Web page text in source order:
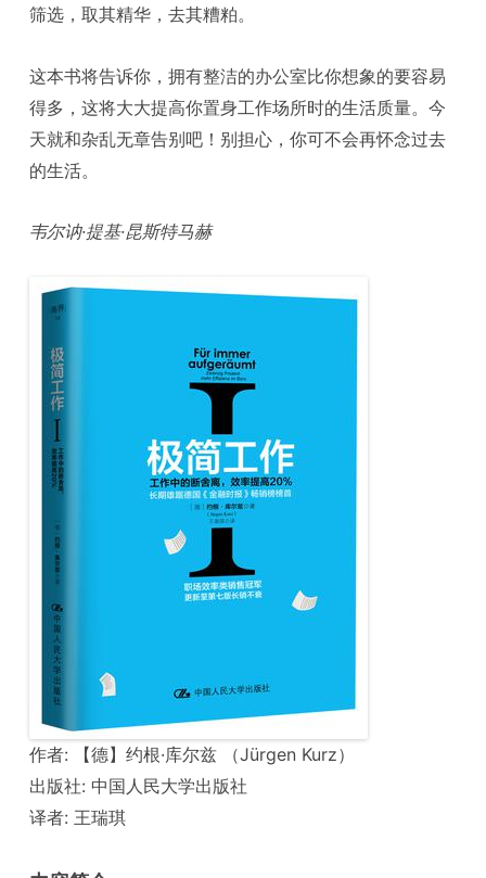
筛选，取其精华，去其糟粕。
这本书将告诉你，拥有整洁的办公室比你想象的要容易
得多，这将大大提高你置身工作场所时的生活质量。今
天就和杂乱无章告别吧！别担心，你可不会再怀念过去
的生活。
韦尔讷·提基·昆斯特马赫
作者: 【德】约根·库尔兹 （Jürgen Kurz）
出版社: 中国人民大学出版社
译者: 王瑞琪